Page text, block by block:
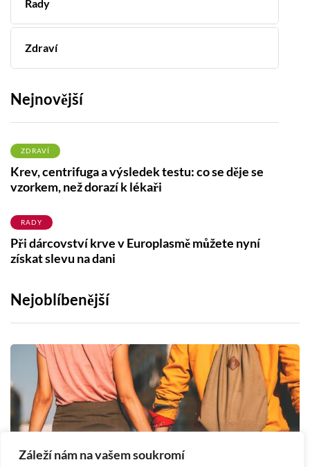
Záleží nám na vašem soukromí
Rady
Zdraví
Nejnovější
ZDRAVÍ
Krev, centrifuga a výsledek testu: co se děje se
vzorkem, než dorazí k lékaři
RADY
Při dárcovství krve v Europlasmě můžete nyní
získat slevu na dani
Nejoblíbenější